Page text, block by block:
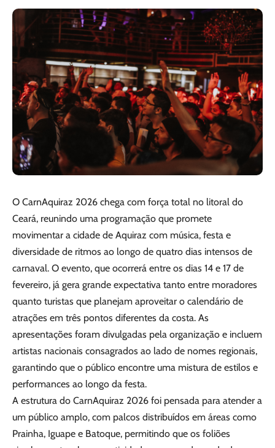
O CarnAquiraz 2026 chega com força total no litoral do
Ceará, reunindo uma programação que promete
movimentar a cidade de Aquiraz com música, festa e
diversidade de ritmos ao longo de quatro dias intensos de
carnaval. O evento, que ocorrerá entre os dias 14 e 17 de
fevereiro, já gera grande expectativa tanto entre moradores
quanto turistas que planejam aproveitar o calendário de
atrações em três pontos diferentes da costa. As
apresentações foram divulgadas pela organização e incluem
artistas nacionais consagrados ao lado de nomes regionais,
garantindo que o público encontre uma mistura de estilos e
performances ao longo da festa.
A estrutura do CarnAquiraz 2026 foi pensada para atender a
um público amplo, com palcos distribuídos em áreas como
Prainha, Iguape e Batoque, permitindo que os foliões